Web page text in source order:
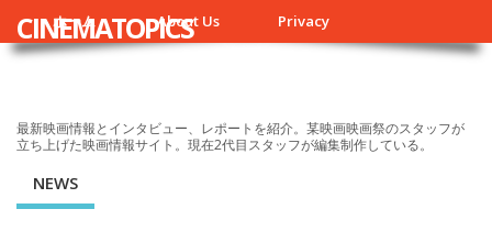
ホーム About Us Privacy
CINEMATOPICS
最新映画情報とインタビュー、レポートを紹介。某映画映画祭のスタッフが
立ち上げた映画情報サイト。現在2代目スタッフが編集制作している。
NEWS